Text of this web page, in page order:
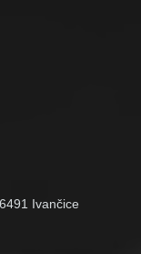
Ivančice